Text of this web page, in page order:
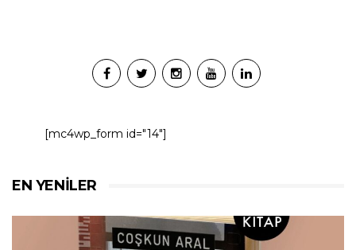
[mc4wp_form id="14"]
EN YENILER